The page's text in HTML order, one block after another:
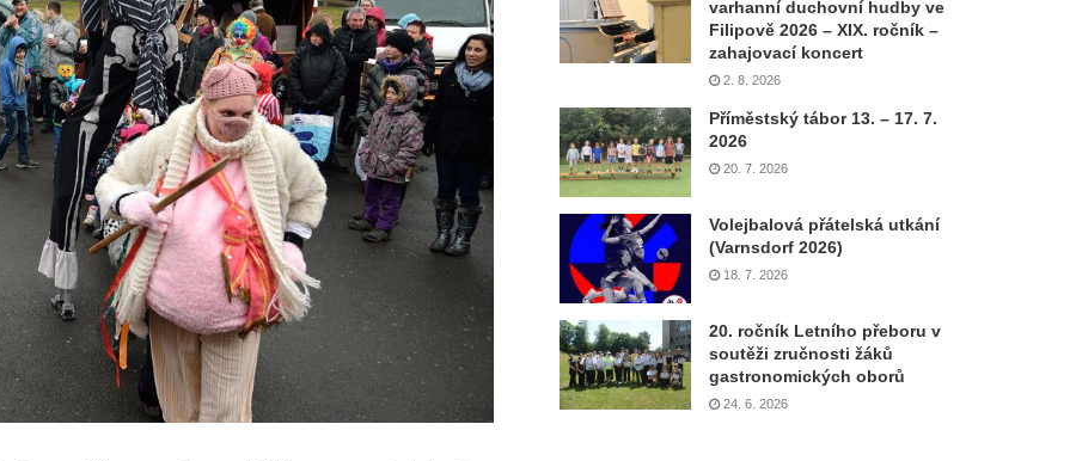
varhanní duchovní hudby ve
Filipově 2026 – XIX. ročník –
zahajovací koncert
2. 8. 2026
Příměstský tábor 13. – 17. 7.
2026
20. 7. 2026
Volejbalová přátelská utkání
(Varnsdorf 2026)
18. 7. 2026
20. ročník Letního přeboru v
soutěži zručnosti žáků
gastronomických oborů
24. 6. 2026